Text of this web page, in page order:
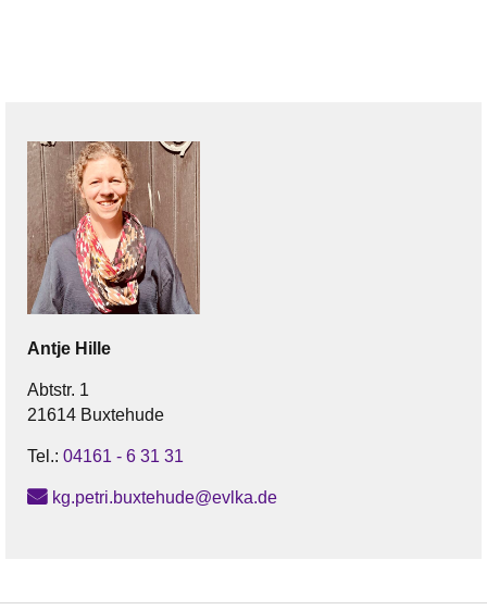
Antje Hille
Abtstr. 1
21614 Buxtehude
Tel.: 04161 - 6 31 31
kg.petri.buxtehude@evlka.de